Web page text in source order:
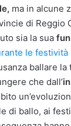
ma in alcune
di Reggio
sia la sua
le festività
ballare la
che dall’
di ballo, ai